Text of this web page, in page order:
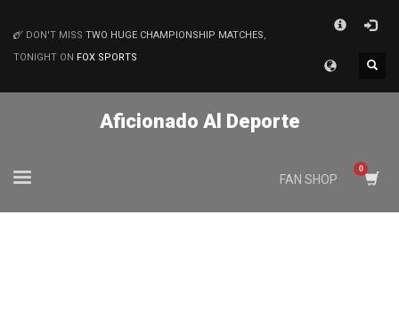
MATCHES
DON'T MISS TWO HUGE CHAMPIONSHIP MATCHES,
TONIGHT ON FOX SPORTS
Aficionado Al Deporte
FAN SHOP